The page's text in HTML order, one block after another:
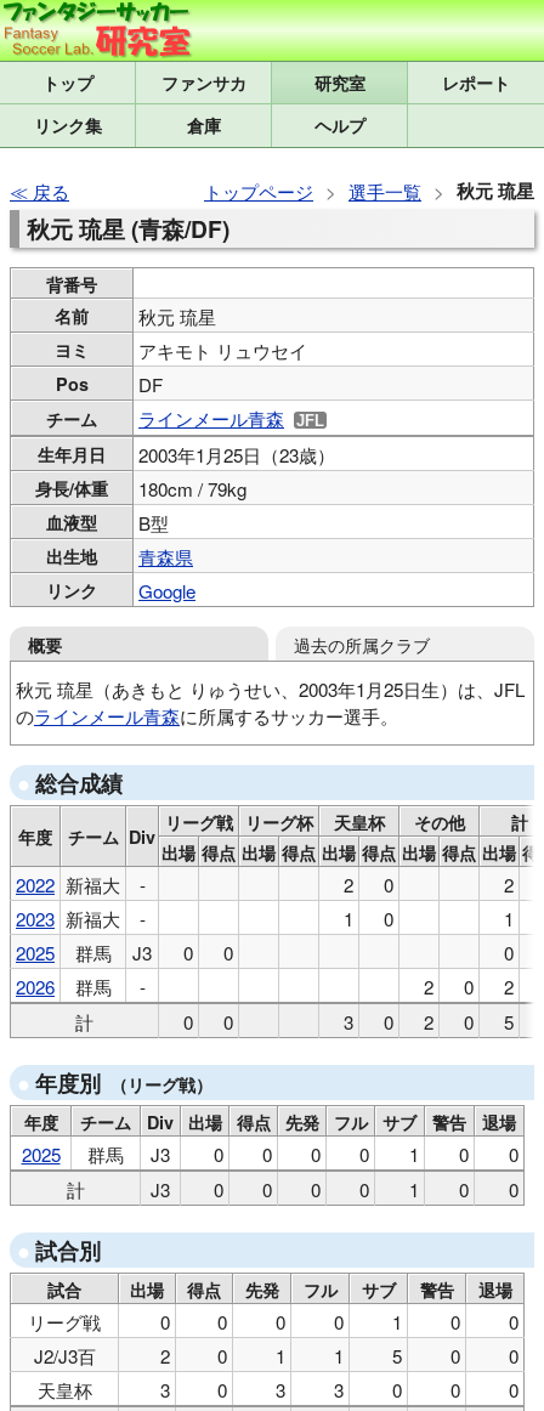
トップ 研究室
レポート
リンク集
倉庫 ヘルプ
戻る トップページ 選手一覧 秋元 琉星
秋元 琉星 (青森/DF)
背番号
名前
秋元 琉星
ヨミ アキモト リュウセイ
Pos DF
チーム ラインメール青森
生年月日 2003年1月25日（23歳）
身長/体重 180cm / 79kg
血液型 B型
出生地 青森県
リンク Google
概要
秋元 琉星（あきもと りゅうせい、2003年1月25日生）は、JFL
のラインメール青森に所属するサッカー選手。
過去の所属クラブ
新潟医療福祉大
総合成績
年度 チーム Div
リーグ戦 リーグ杯 天皇杯 その他
計
出場 得点 出場 得点 出場 得点 出場 得点 出場 得
2022 新福大 - 2 0
2
2023 新福大 - 1 0
1
2025
群馬 J3 0 0
0
2026
群馬 - 2 0
2
計
0 0 3 0 2 0 5
年度別
（リーグ戦）
年度
チーム Div 出場 得点 先発 フル サブ 警告 退場
2025 群馬 J3 0 0 0 0 1 0
0
計
J3 0 0 0 0 1 0 0
試合別
試合 出場 得点 先発 フル サブ 警告 退場
リーグ戦 0 0 0 0 1 0
0
J2/J3百
2 0 1 1 5 0
0
天皇杯
3 0 3 3 0 0
0